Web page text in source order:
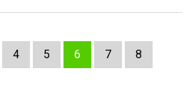
4 5 6 7
8